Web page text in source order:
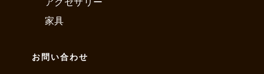
家具
お問い合わせ